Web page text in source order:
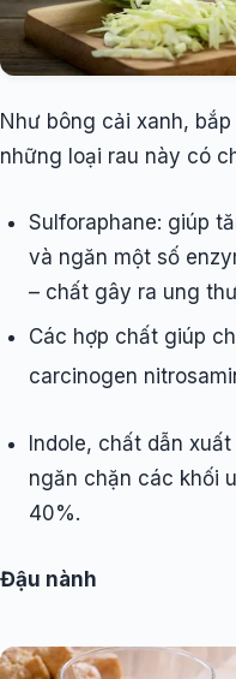
Như bông cải xanh,
những loại rau này có
Sulforaphane: giúp
và ngăn một số
– chất gây ra ung
Các hợp chất giúp
carcinogen
Indole, chất dẫn
ngăn chặn các khối
40%.
Đậu nành